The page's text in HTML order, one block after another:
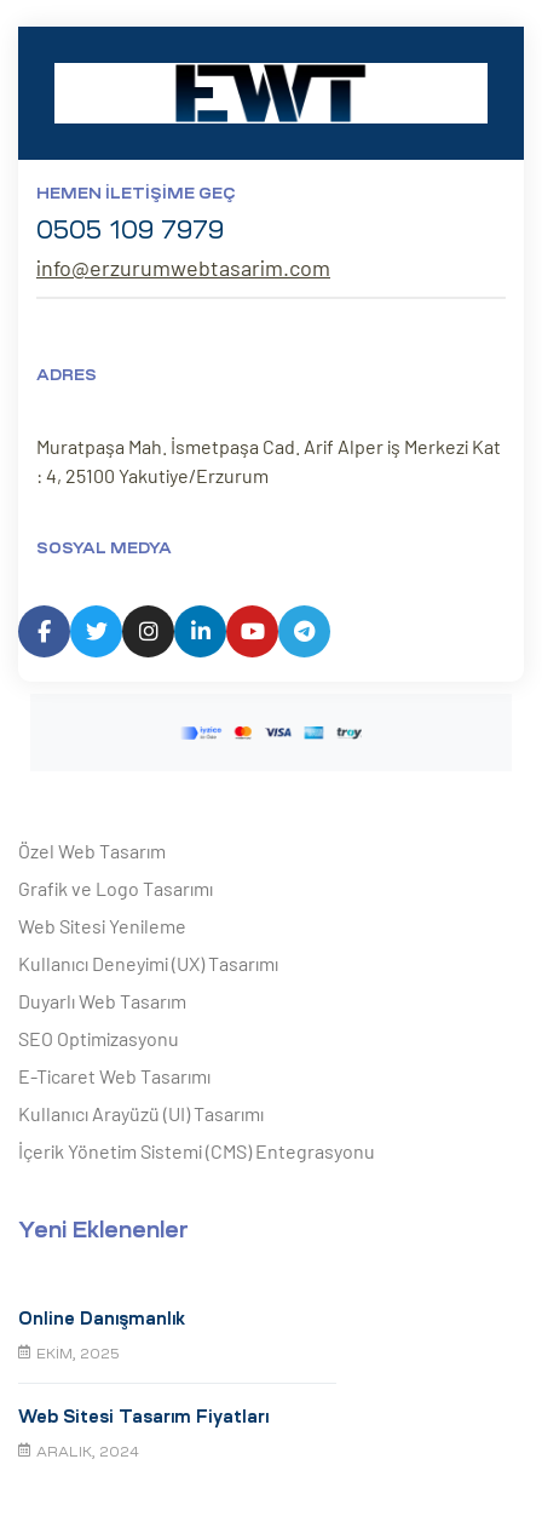
HEMEN İLETIŞIME GEÇ
0505 109 7979
info@erzurumwebtasarim.com
ADRES
Muratpaşa Mah. İsmetpaşa Cad. Arif Alper iş Merkezi Kat
: 4, 25100 Yakutiye/Erzurum
SOSYAL MEDYA
Özel Web Tasarım
Grafik ve Logo Tasarımı
Web Sitesi Yenileme
Kullanıcı Deneyimi (UX) Tasarımı
Duyarlı Web Tasarım
SEO Optimizasyonu
E-Ticaret Web Tasarımı
Kullanıcı Arayüzü (UI) Tasarımı
İçerik Yönetim Sistemi (CMS) Entegrasyonu
Yeni Eklenenler
Online Danışmanlık
EKIM, 2025
Web Sitesi Tasarım Fiyatları
ARALIK, 2024